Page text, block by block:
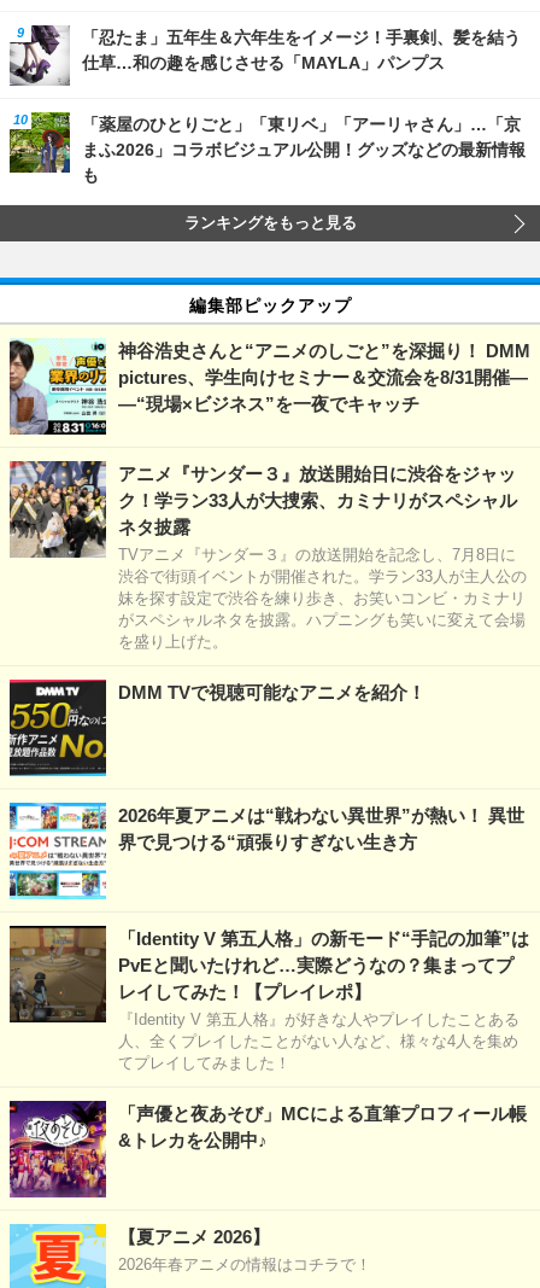
「忍たま」五年生＆六年生をイメージ！手裏剣、髪を結う
仕草…和の趣を感じさせる「MAYLA」パンプス
「薬屋のひとりごと」「東リベ」「アーリャさん」…「京
まふ2026」コラボビジュアル公開！グッズなどの最新情報
も
ランキングをもっと見る
編集部ピックアップ
神谷浩史さんと“アニメのしごと”を深掘り！ DMM
pictures、学生向けセミナー＆交流会を8/31開催―
―“現場×ビジネス”を一夜でキャッチ
アニメ『サンダー３』放送開始日に渋谷をジャッ
ク！学ラン33人が大捜索、カミナリがスペシャル
ネタ披露
TVアニメ『サンダー３』の放送開始を記念し、7月8日に
渋谷で街頭イベントが開催された。学ラン33人が主人公の
妹を探す設定で渋谷を練り歩き、お笑いコンビ・カミナリ
がスペシャルネタを披露。ハプニングも笑いに変えて会場
を盛り上げた。
DMM TVで視聴可能なアニメを紹介！
2026年夏アニメは“戦わない異世界”が熱い！ 異世
界で見つける“頑張りすぎない生き方
「Identity V 第五人格」の新モード“手記の加筆”は
PvEと聞いたけれど…実際どうなの？集まってプ
レイしてみた！【プレイレポ】
『Identity V 第五人格』が好きな人やプレイしたことある
人、全くプレイしたことがない人など、様々な4人を集め
てプレイしてみました！
「声優と夜あそび」MCによる直筆プロフィール帳
&トレカを公開中♪
【夏アニメ 2026】
2026年春アニメの情報はコチラで！